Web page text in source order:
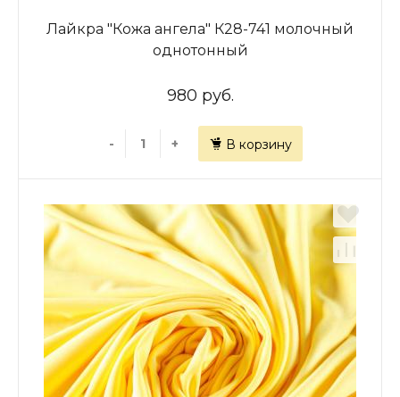
Лайкра "Кожа ангела" К28-741 молочный
однотонный
980 руб.
- + В корзину